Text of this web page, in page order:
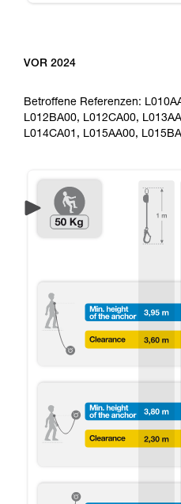
VOR 2024
Betroffene Referenzen:
L012BA00, L012CA00,
L014CA01, L015AA00,